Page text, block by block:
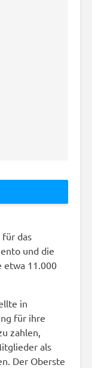
für das
und die
etwa 11.000
in
für ihre
zahlen,
als
Der Oberste